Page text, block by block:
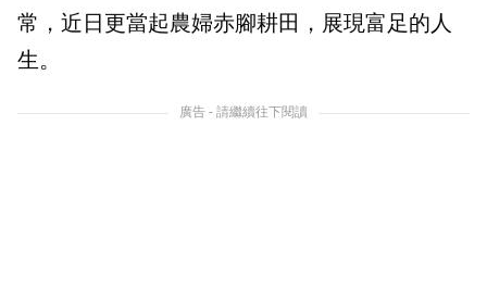
常，近日更當起農婦赤腳耕田，展現富足的人
生。
廣告 - 請繼續往下閱讀